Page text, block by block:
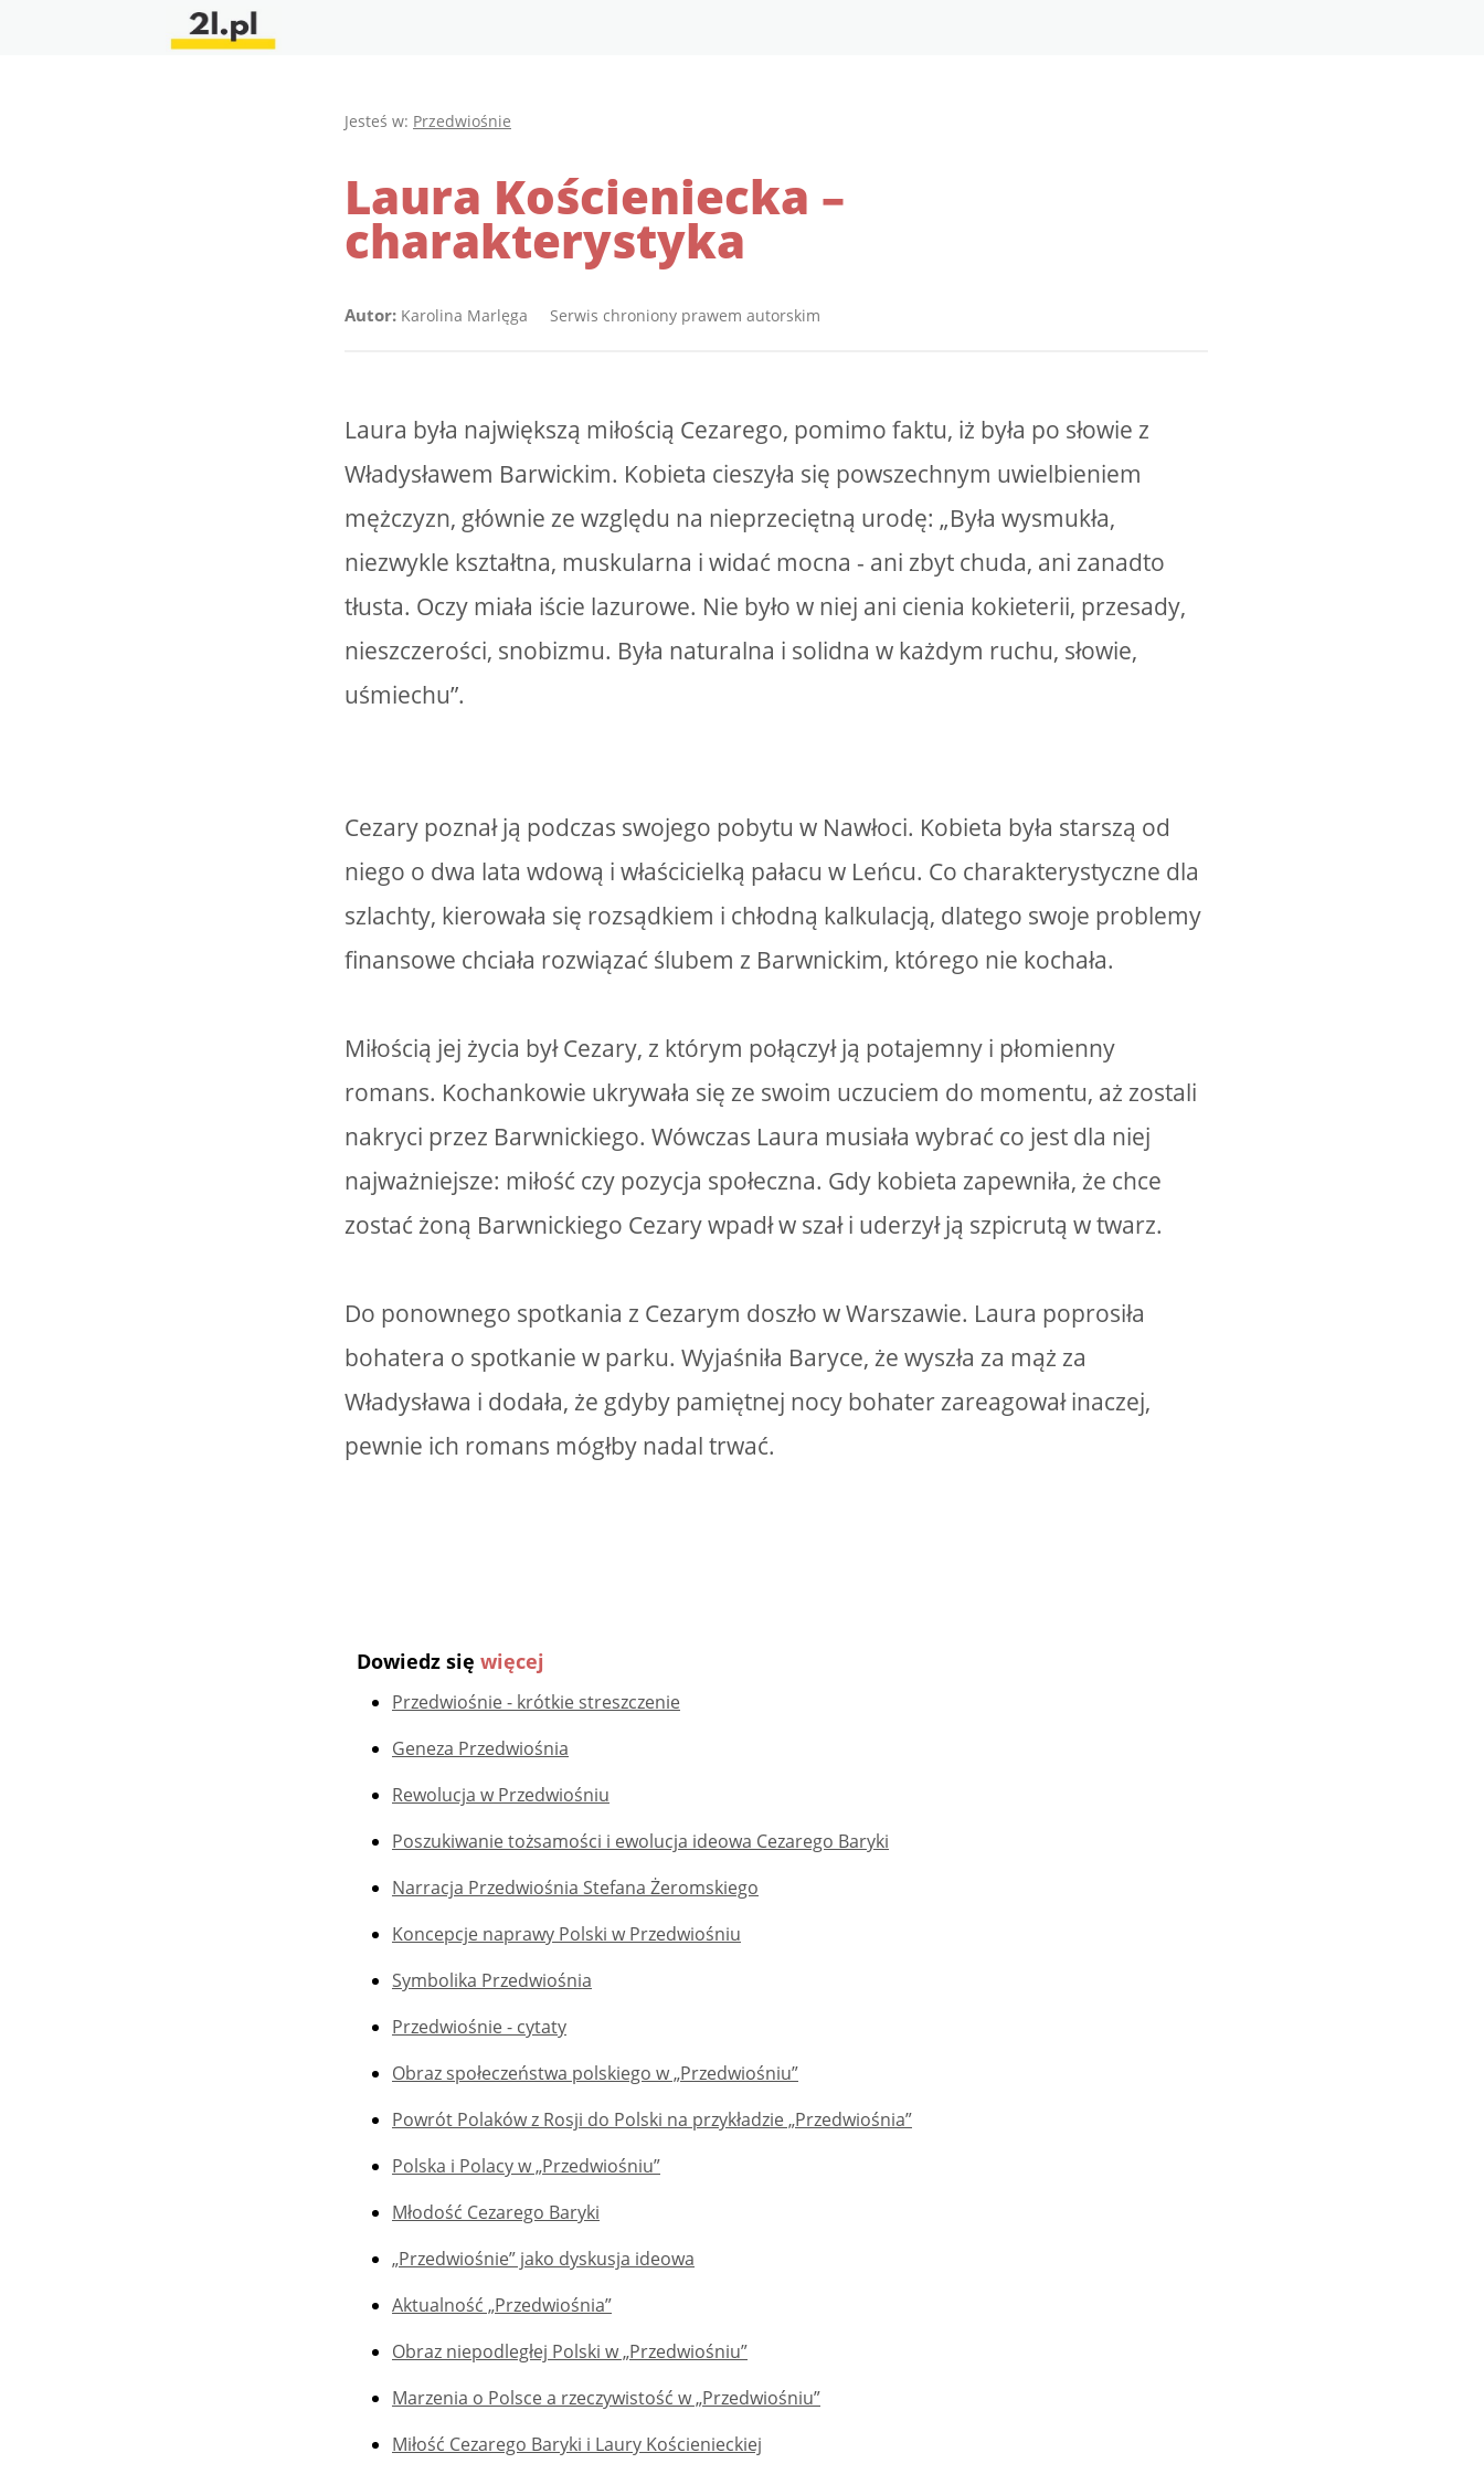
Jesteś w: Przedwiośnie
Laura Kościeniecka –
charakterystyka
Autor: Karolina Marlęga Serwis chroniony prawem autorskim
Laura była największą miłością Cezarego, pomimo faktu, iż była po słowie z
Władysławem Barwickim. Kobieta cieszyła się powszechnym uwielbieniem
mężczyzn, głównie ze względu na nieprzeciętną urodę: „Była wysmukła,
niezwykle kształtna, muskularna i widać mocna - ani zbyt chuda, ani zanadto
tłusta. Oczy miała iście lazurowe. Nie było w niej ani cienia kokieterii, przesady,
nieszczerości, snobizmu. Była naturalna i solidna w każdym ruchu, słowie,
uśmiechu”.
Cezary poznał ją podczas swojego pobytu w Nawłoci. Kobieta była starszą od
niego o dwa lata wdową i właścicielką pałacu w Leńcu. Co charakterystyczne dla
szlachty, kierowała się rozsądkiem i chłodną kalkulacją, dlatego swoje problemy
finansowe chciała rozwiązać ślubem z Barwnickim, którego nie kochała.
Miłością jej życia był Cezary, z którym połączył ją potajemny i płomienny
romans. Kochankowie ukrywała się ze swoim uczuciem do momentu, aż zostali
nakryci przez Barwnickiego. Wówczas Laura musiała wybrać co jest dla niej
najważniejsze: miłość czy pozycja społeczna. Gdy kobieta zapewniła, że chce
zostać żoną Barwnickiego Cezary wpadł w szał i uderzył ją szpicrutą w twarz.
Do ponownego spotkania z Cezarym doszło w Warszawie. Laura poprosiła
bohatera o spotkanie w parku. Wyjaśniła Baryce, że wyszła za mąż za
Władysława i dodała, że gdyby pamiętnej nocy bohater zareagował inaczej,
pewnie ich romans mógłby nadal trwać.
Dowiedz się więcej
Przedwiośnie - krótkie streszczenie
Geneza Przedwiośnia
Rewolucja w Przedwiośniu
Poszukiwanie tożsamości i ewolucja ideowa Cezarego Baryki
Narracja Przedwiośnia Stefana Żeromskiego
Koncepcje naprawy Polski w Przedwiośniu
Symbolika Przedwiośnia
Przedwiośnie - cytaty
Obraz społeczeństwa polskiego w „Przedwiośniu”
Powrót Polaków z Rosji do Polski na przykładzie „Przedwiośnia”
Polska i Polacy w „Przedwiośniu”
Młodość Cezarego Baryki
„Przedwiośnie” jako dyskusja ideowa
Aktualność „Przedwiośnia”
Obraz niepodległej Polski w „Przedwiośniu”
Marzenia o Polsce a rzeczywistość w „Przedwiośniu”
Miłość Cezarego Baryki i Laury Kościenieckiej